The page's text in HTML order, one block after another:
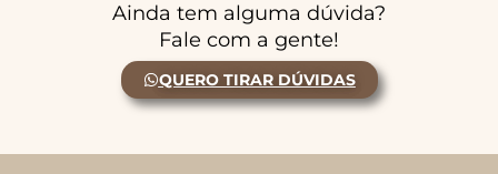
Ainda tem alguma dúvida?
Fale com a gente!
QUERO TIRAR DÚVIDAS